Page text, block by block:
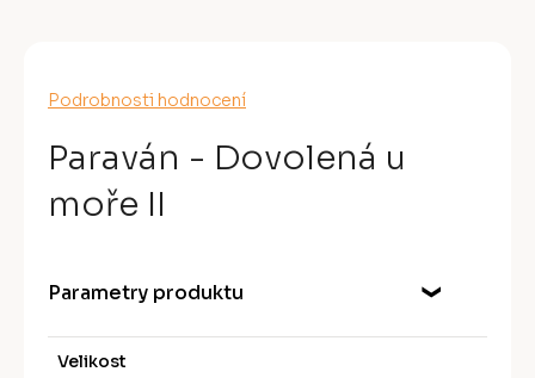
Průměrné
produktu
je
z
Podrobnosti hodnocení
Paraván - Dovolená u
moře II
Parametry produktu
Velikost